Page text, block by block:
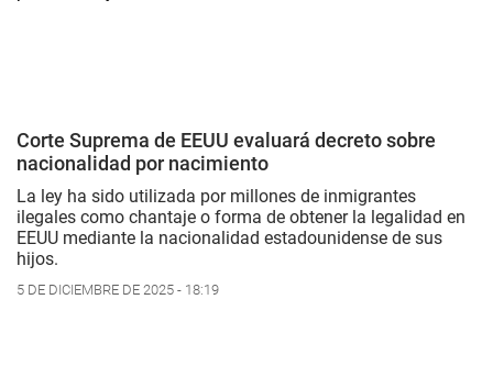
Corte Suprema de EEUU evaluará decreto sobre
nacionalidad por nacimiento
La ley ha sido utilizada por millones de inmigrantes
ilegales como chantaje o forma de obtener la legalidad en
EEUU mediante la nacionalidad estadounidense de sus
hijos.
5 DE DICIEMBRE DE 2025 - 18:19